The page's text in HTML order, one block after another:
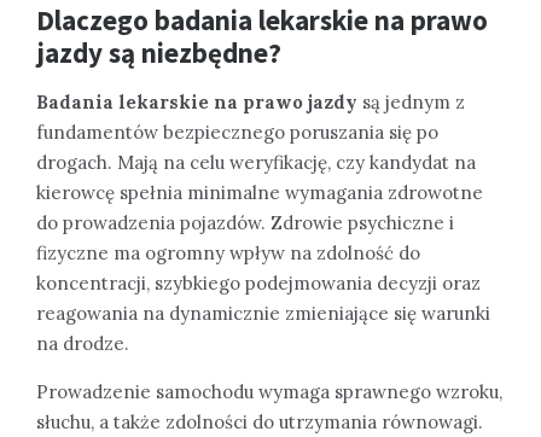
Dlaczego badania lekarskie na prawo
jazdy są niezbędne?
Badania lekarskie na prawo jazdy są jednym z
fundamentów bezpiecznego poruszania się po
drogach. Mają na celu weryfikację, czy kandydat na
kierowcę spełnia minimalne wymagania zdrowotne
do prowadzenia pojazdów. Zdrowie psychiczne i
fizyczne ma ogromny wpływ na zdolność do
koncentracji, szybkiego podejmowania decyzji oraz
reagowania na dynamicznie zmieniające się warunki
na drodze.
Prowadzenie samochodu wymaga sprawnego wzroku,
słuchu, a także zdolności do utrzymania równowagi.